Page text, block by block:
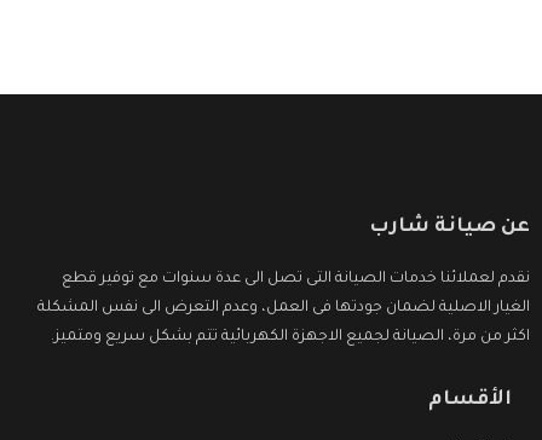
عن صيانة شارب
نقدم لعملائنا خدمات الصيانة التى تصل الى عدة سنوات مع توفير قطع
الغيار الاصلية لضمان جودتها فى العمل، وعدم التعرض الى نفس المشكلة
اكثر من مرة، الصيانة لجميع الاجهزة الكهربائية تتم بشكل سريع ومتميز.
الأقسام